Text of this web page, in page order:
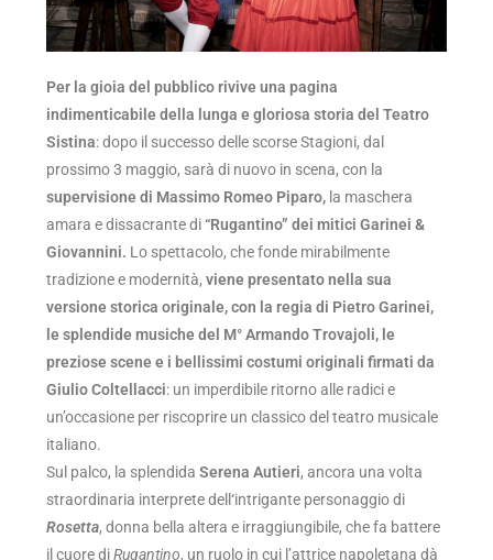
Per la gioia del pubblico rivive una pagina
indimenticabile della lunga e gloriosa storia del Teatro
Sistina: dopo il successo delle scorse Stagioni, dal
prossimo 3 maggio, sarà di nuovo in scena, con la
supervisione di Massimo Romeo Piparo, la maschera
amara e dissacrante di“Rugantino” dei mitici Garinei &
Giovannini. Lo spettacolo, che fonde mirabilmente
tradizione e modernità,viene presentato nella sua
versione storica originale, con la regia di Pietro Garinei,
le splendide musiche del M° Armando Trovajoli, le
preziose scene e i bellissimi costumi originali firmati da
Giulio Coltellacci: un imperdibile ritorno alle radici e
un’occasione per riscoprire un classico del teatro musicale
italiano.
Sul palco, la splendida Serena Autieri, ancora una volta
straordinaria interprete dell‘intrigante personaggio di
Rosetta, donna bella altera e irraggiungibile, che fa battere
il cuore diRugantino, un ruolo in cui l’attrice napoletana dà